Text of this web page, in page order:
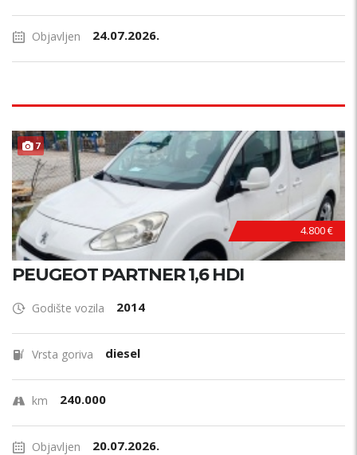
Objavljen 24.07.2026.
7
4.800 €
PEUGEOT PARTNER 1,6 HDI
Godište vozila 2014
Vrsta goriva diesel
km 240.000
Objavljen 20.07.2026.